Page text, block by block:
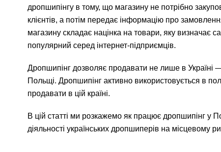
дропшипінгу в тому, що магазину не потрібно
клієнтів, а потім передає інформацію про
магазину складає націнка на товари, яку визначає
популярний серед інтернет-підприємців.
Дропшипінг дозволяє продавати не лише в Україні
Польщі. Дропшипінг активно використовується в
продавати в цій країні.
В цій статті ми розкажемо як працює дропшипінг у
діяльності українських дропшиперів на місцевому